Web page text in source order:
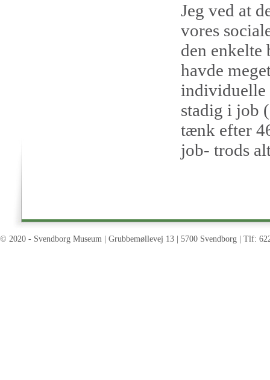
Jeg ved at
vores
den enkelte
havde
individuelle
stadig i job
tænk efter
job- trods
© 2020 - Svendborg Museum | Grubbemøllevej 13 | 5700 Svendborg | Tlf: